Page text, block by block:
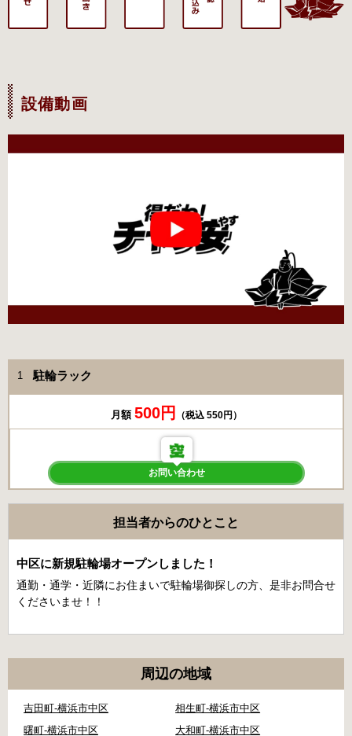
設備動画
1 駐輪ラック
月額 500円 （税込 550円）
お問い合わせ
担当者からのひとこと
中区に新規駐輪場オープンしました！
通勤・通学・近隣にお住まいで駐輪場御探しの方、是非お問合せ
くださいませ！！
周辺の地域
吉田町-横浜市中区
相生町-横浜市中区
曙町-横浜市中区
大和町-横浜市中区